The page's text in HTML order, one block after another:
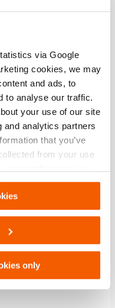
via Google
cookies, we may
and ads, to
to analyse our traffic.
your use of our site
and analytics partners
that you’ve
from your use
.
only
HLB 21
de ar ACS 12